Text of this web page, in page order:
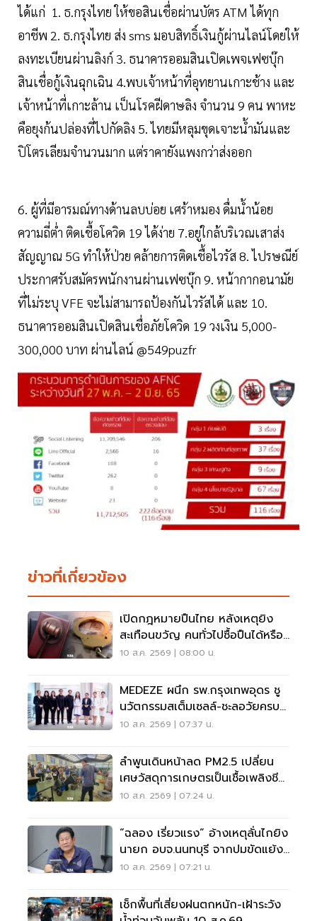
ได้แก่ 1. ธ.กรุงไทย ให้ขอสินเชื่อผ่านบัตร ATM ได้ทุก
อาชีพ 2. ธ.กรุงไทย ส่ง sms มอบสิทธิ์เงินกู้ผ่านไลน์โดยให้
ลงทะเบียนผ่านลิงก์ 3. ธนาคารออมสินเปิดเพจเฟซบุ๊ก
สินเชื่อกู้เงินฉุกเฉิน 4.พบเจ้าหน้าที่อุทยานเกาะช้าง และ
เจ้าหน้าที่เกาะล้าน เป็นโรคฝีดาษลิง จำนวน 9 คน พาหะ
คือยุงก้นปล่องที่ไปกัดลิง 5. ไทยมีหลุมขุดเจาะน้ำมันและ
ปิโตรเลียมจำนวนมาก แต่ราคายังแพงกว่าส่งออก
6. ผู้ที่มีอารมณ์ทางด้านลบบ่อย เศร้าหมอง ดื่มน้ำน้อย
ความถี่ต่ำ ติดเชื้อโควิด 19 ได้ง่าย 7.อยู่ใกล้บริเวณเสาส่ง
สัญญาณ 5G ทำให้ป่วย คล้ายการติดเชื้อไวรัส 8. ไปรษณีย์
ประกาศรับสมัครพนักงานผ่านเฟซบุ๊ก 9. หน้ากากอนามัย
ที่ไม่ระบุ VFE จะไม่สามารถป้องกันไวรัสได้ และ 10.
ธนาคารออมสินเปิดสินเชื่อภัยโควิด 19 วงเงิน 5,000-
300,000 บาท ผ่านไลน์ @549puzfr
ข่าวที่เกี่ยวข้อง
เปิดกฎหมายปืนไทย หลังเหตุยิง
สะเทือนขวัญ คนทั่วไปซื้อปืนได้หรือ
ไม่?
10 ส.ค. 2569 | 08:00 น.
MEDEZE ผนึก รพ.กรุงเทพอุดร ชู
นวัตกรรมสเต็มเซลล์-ชะลอวัยครบ
วงจร
10 ส.ค. 2569 | 07:37 น.
ลำพูนเดินหน้าลด PM2.5 เปลี่ยน
เศษวัสดุการเกษตรเป็นเชื้อเพลิงชีว
มวล
10 ส.ค. 2569 | 07:24 น.
“ฉลอง เรี่ยวแรง“ อ้างเหตุลั่นไกยิง
นายก อบจ.นนทบุรี จากปมขัดแย้ง
เรื่องเงิน
10 ส.ค. 2569 | 07:21 น.
เช็กพื้นที่เสี่ยงฝนตกหนัก-เฝ้าระวัง